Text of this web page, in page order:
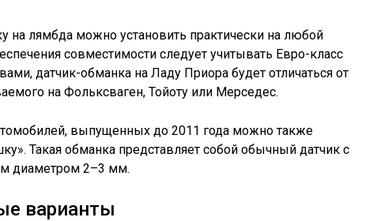
на лямбда можно установить практически на любой
совместимости следует учитывать Евро-класс
датчик-обманка на Ладу Приора будет отличаться от
на Фольксваген, Тойоту или Мерседес.
выпущенных до 2011 года можно также
Такая обманка представляет собой обычный датчик с
диаметром 2–3 мм.
варианты